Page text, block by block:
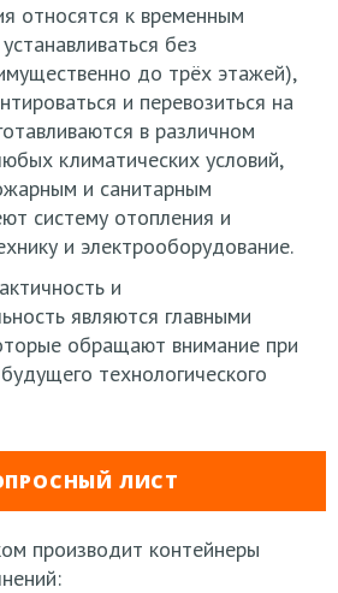
относятся к временным
без
до трёх этажей),
и перевозиться на
в различном
климатических условий,
и санитарным
систему отопления и
и электрооборудование.
и
являются главными
обращают внимание при
технологического
ЛИСТ
производит контейнеры